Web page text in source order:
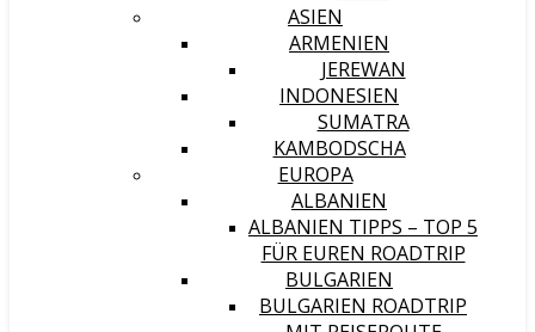
ASIEN
ARMENIEN
JEREWAN
INDONESIEN
SUMATRA
KAMBODSCHA
EUROPA
ALBANIEN
ALBANIEN TIPPS – TOP 5
FÜR EUREN ROADTRIP
BULGARIEN
BULGARIEN ROADTRIP